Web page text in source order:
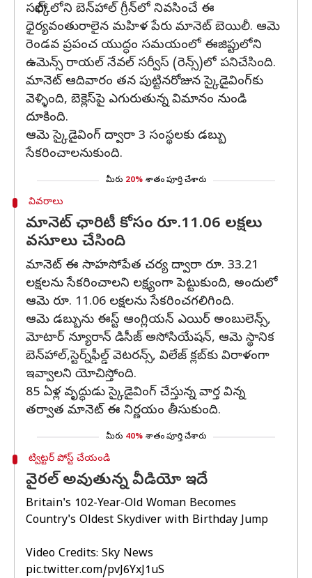
సఫోల్క్‌లోని బెన్‌హాల్ గ్రీన్‌లో నివసించే ఈ
ధైర్యవంతురాలైన మహిళ పేరు మానెట్ బెయిలీ. ఆమె
రెండవ ప్రపంచ యుద్ధం సమయంలో ఈజిప్టులోని
ఉమెన్స్ రాయల్ నేవల్ సర్వీస్ (రెన్స్)లో పనిచేసింది.
మానెట్ ఆదివారం తన పుట్టినరోజున స్కైడైవింగ్‌కు
వెళ్ళింది, బెక్లెస్‌పై ఎగురుతున్న విమానం నుండి
దూకింది.
ఆమె స్కైడైవింగ్ ద్వారా 3 సంస్థలకు డబ్బు
సేకరించాలనుకుంది.
మీరు 20% శాతం పూర్తి చేశారు
వివరాలు
మానెట్ ఛారిటీ కోసం రూ.11.06 లక్షలు
వసూలు చేసింది
మానెట్ ఈ సాహసోపేత చర్య ద్వారా రూ. 33.21
లక్షలను సేకరించాలని లక్ష్యంగా పెట్టుకుంది, అందులో
ఆమె రూ. 11.06 లక్షలను సేకరించగలిగింది.
ఆమె డబ్బును ఈస్ట్ ఆంగ్లియన్ ఎయిర్ అంబులెన్స్,
మోటార్ న్యూరాన్ డిసీజ్ అసోసియేషన్, ఆమె స్థానిక
బెన్‌హాల్,స్టెర్న్‌ఫీల్డ్ వెటరన్స్, విలేజ్ క్లబ్‌కు విరాళంగా
ఇవ్వాలని యోచిస్తోంది.
85 ఏళ్ల వృద్ధుడు స్కైడైవింగ్ చేస్తున్న వార్త విన్న
తర్వాత మానెట్ ఈ నిర్ణయం తీసుకుంది.
మీరు 40% శాతం పూర్తి చేశారు
ట్విట్టర్ పోస్ట్ చేయండి
వైరల్ అవుతున్న వీడియో ఇదే
Britain's 102-Year-Old Woman Becomes
Country's Oldest Skydiver with Birthday Jump
Video Credits: Sky News
pic.twitter.com/pvJ6YxJ1uS